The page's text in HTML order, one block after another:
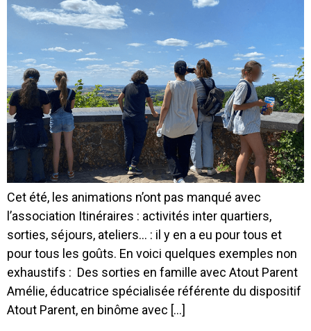
Cet été, les animations n’ont pas manqué avec
l’association Itinéraires : activités inter quartiers,
sorties, séjours, ateliers… : il y en a eu pour tous et
pour tous les goûts. En voici quelques exemples non
exhaustifs : Des sorties en famille avec Atout Parent
Amélie, éducatrice spécialisée référente du dispositif
Atout Parent, en binôme avec […]